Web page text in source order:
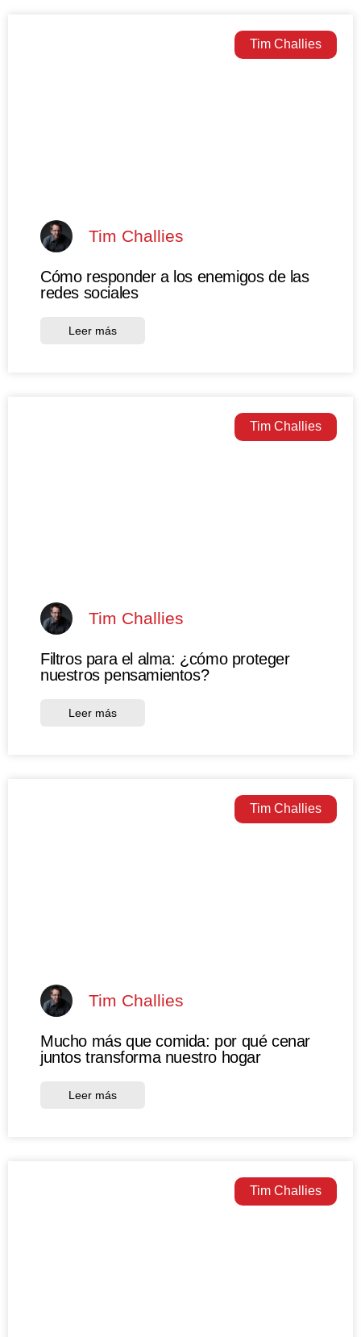
Tim Challies
Tim Challies
Cómo responder a los enemigos de las
redes sociales
Leer más
Tim Challies
Tim Challies
Filtros para el alma: ¿cómo proteger
nuestros pensamientos?
Leer más
Tim Challies
Tim Challies
Mucho más que comida: por qué cenar
juntos transforma nuestro hogar
Leer más
Tim Challies